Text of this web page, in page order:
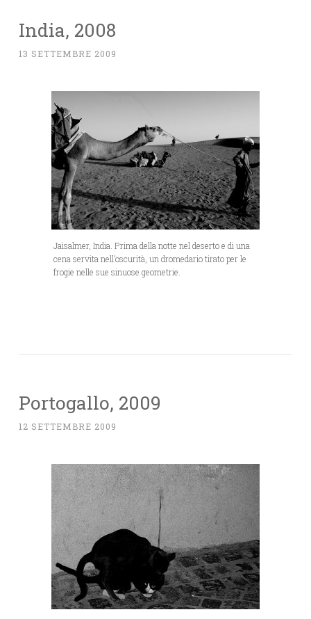
India, 2008
13 SETTEMBRE 2009
Jaisalmer, India. Prima della notte nel deserto e di una
cena servita nell’oscurità, un dromedario tirato per le
frogie nelle sue sinuose geometrie.
Portogallo, 2009
12 SETTEMBRE 2009